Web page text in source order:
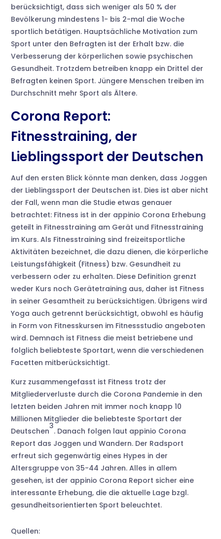
berücksichtigt, dass sich weniger als 50 % der
Bevölkerung mindestens 1- bis 2-mal die Woche
sportlich betätigen. Hauptsächliche Motivation zum
Sport unter den Befragten ist der Erhalt bzw. die
Verbesserung der körperlichen sowie psychischen
Gesundheit. Trotzdem betreiben knapp ein Drittel der
Befragten keinen Sport. Jüngere Menschen treiben im
Durchschnitt mehr Sport als Ältere.
Corona Report:
Fitnesstraining, der
Lieblingssport der Deutschen
Auf den ersten Blick könnte man denken, dass Joggen
der Lieblingssport der Deutschen ist. Dies ist aber nicht
der Fall, wenn man die Studie etwas genauer
betrachtet: Fitness ist in der appinio Corona Erhebung
geteilt in Fitnesstraining am Gerät und Fitnesstraining
im Kurs. Als Fitnesstraining sind freizeitsportliche
Aktivitäten bezeichnet, die dazu dienen, die körperliche
Leistungsfähigkeit (Fitness) bzw. Gesundheit zu
verbessern oder zu erhalten. Diese Definition grenzt
weder Kurs noch Gerätetraining aus, daher ist Fitness
in seiner Gesamtheit zu berücksichtigen. Übrigens wird
Yoga auch getrennt berücksichtigt, obwohl es häufig
in Form von Fitnesskursen im Fitnessstudio angeboten
wird. Demnach ist Fitness die meist betriebene und
folglich beliebteste Sportart, wenn die verschiedenen
Facetten mitberücksichtigt.
Kurz zusammengefasst ist Fitness trotz der
Mitgliederverluste durch die Corona Pandemie in den
letzten beiden Jahren mit immer noch knapp 10
Millionen Mitglieder die beliebteste Sportart der
Deutschen
3
. Danach folgen laut appinio Corona
Report das Joggen und Wandern. Der Radsport
erfreut sich gegenwärtig eines Hypes in der
Altersgruppe von 35-44 Jahren. Alles in allem
gesehen, ist der appinio Corona Report sicher eine
interessante Erhebung, die die aktuelle Lage bzgl.
gesundheitsorientierten Sport beleuchtet.
Quellen: